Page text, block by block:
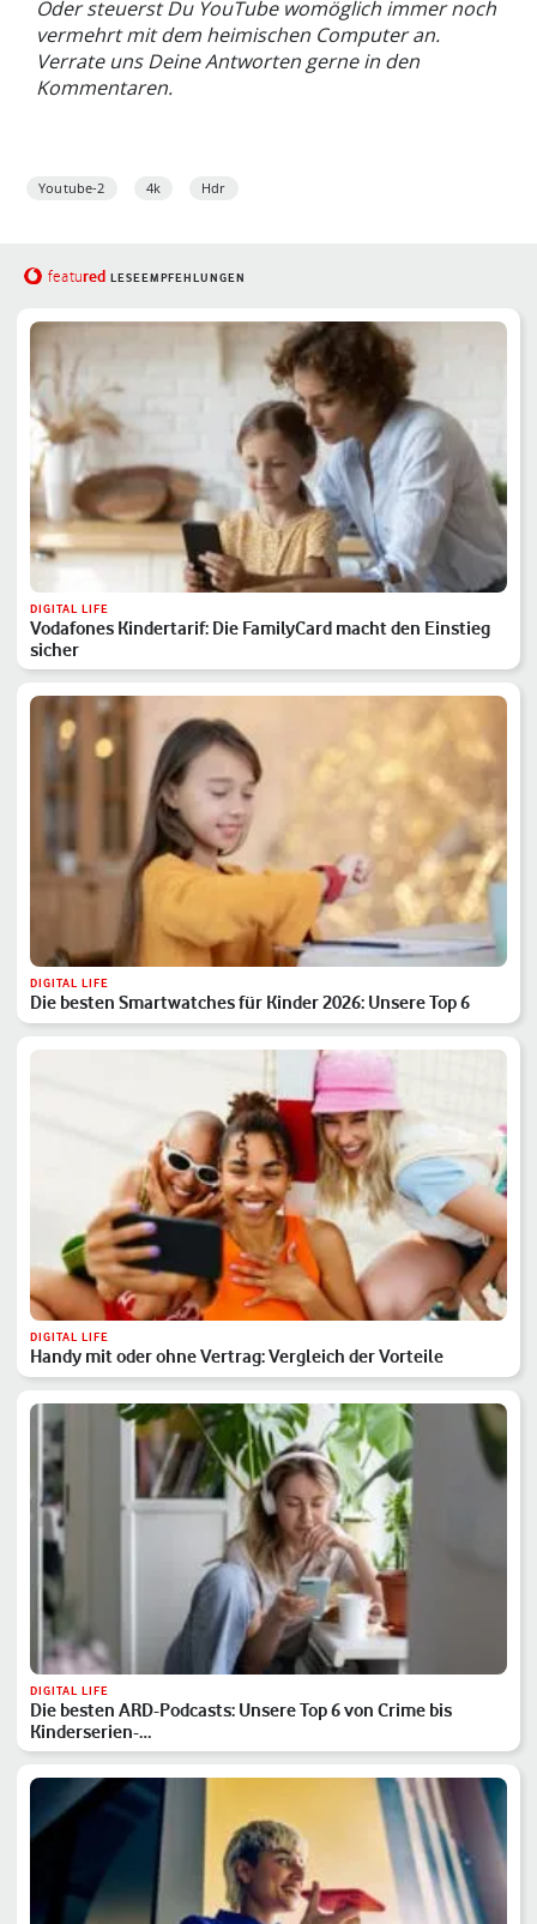
Oder steuerst Du YouTube womöglich immer noch
vermehrt mit dem heimischen Computer an.
Verrate uns Deine Antworten gerne in den
Kommentaren.
Youtube-2 4k Hdr
featured LESEEMPFEHLUNGEN
DIGITAL LIFE
Vodafones Kindertarif: Die FamilyCard macht den Einstieg
sicher
DIGITAL LIFE
Die besten Smartwatches für Kinder 2026: Unsere Top 6
DIGITAL LIFE
Handy mit oder ohne Vertrag: Vergleich der Vorteile
DIGITAL LIFE
Die besten ARD-Podcasts: Unsere Top 6 von Crime bis
Kinderserien-…